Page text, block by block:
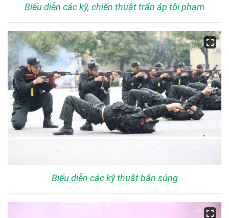
Biểu diễn các kỹ, chiến thuật trấn áp tội phạm
Biểu diễn các kỹ thuật bắn súng